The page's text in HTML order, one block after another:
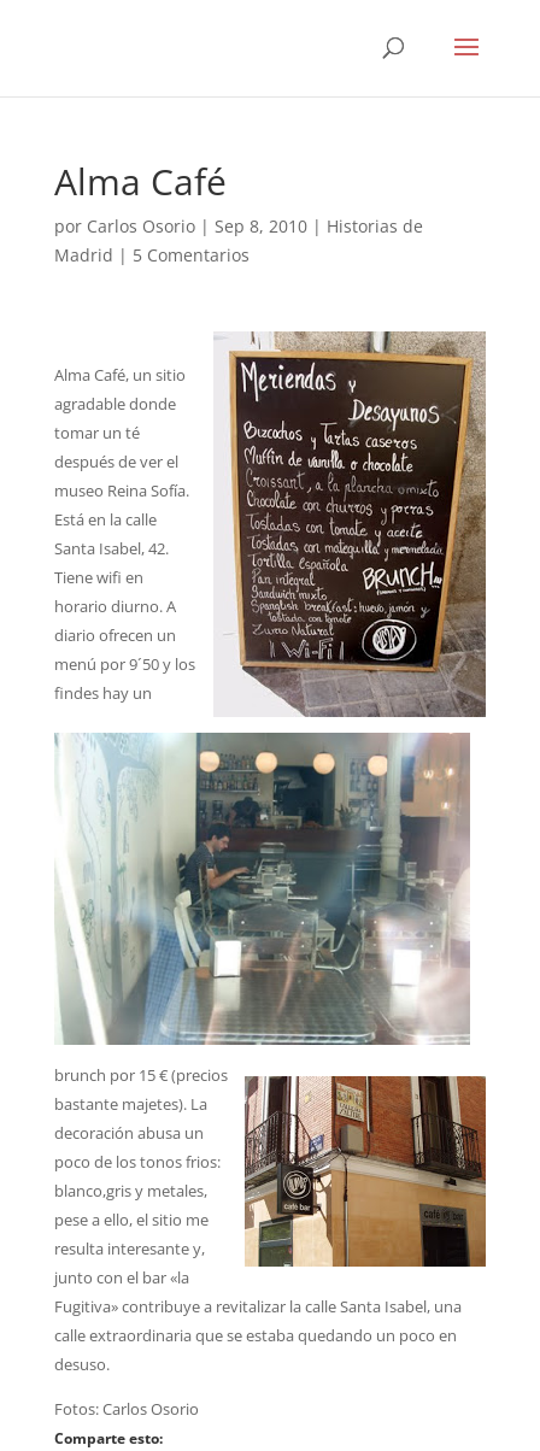
Alma Café
por Carlos Osorio| Sep 8, 2010| Historias de
Madrid | 5 Comentarios
Alma Café, un sitio
agradable donde
tomar un té
después de ver el
museo Reina Sofía.
Está en la calle
Santa Isabel, 42.
Tiene wifi en
horario diurno. A
diario ofrecen un
menú por 9´50 y los
findes hay un
brunch por 15 € (precios
bastante majetes). La
decoración abusa un
poco de los tonos frios:
blanco,gris y metales,
pese a ello, el sitio me
resulta interesante y,
junto con el bar «la
Fugitiva» contribuye a revitalizar la calle Santa Isabel, una
calle extraordinaria que se estaba quedando un poco en
desuso.
Fotos: Carlos Osorio
Comparte esto: